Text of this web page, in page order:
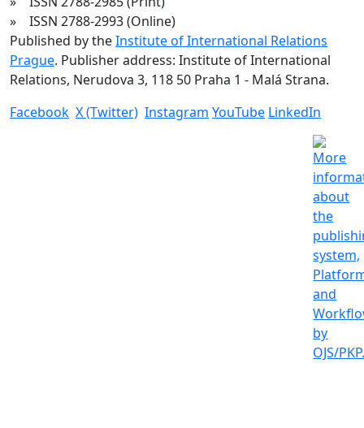
» ISSN 2788-2993 (Online)
Published by theInstitute of International Relations
Prague. Publisher address: Institute of International
Relations, Nerudova 3, 118 50 Praha 1 - Malá Strana.
Facebook X (Twitter) Instagram YouTube LinkedIn